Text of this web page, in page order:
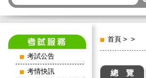
考試公告
考情快訊
首頁 > >
總 覽